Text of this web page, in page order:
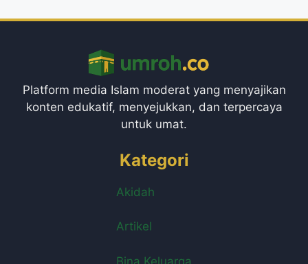
Platform media Islam moderat yang menyajikan
konten edukatif, menyejukkan, dan terpercaya
untuk umat.
Kategori
Akidah
Artikel
Bina Keluarga